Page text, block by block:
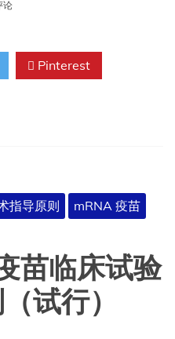
论
Pinterest
指导原则
mRNA 疫苗
苗临床试验
试行）